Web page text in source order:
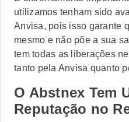
utilizamos tenham sido
Anvisa, pois isso garante
mesmo e não põe a sua
tem todas as liberações
tanto pela Anvisa quanto
O Abstnex Tem
Reputação no